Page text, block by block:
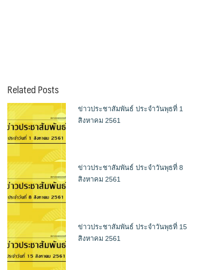
Related Posts
ข่าวประชาสัมพันธ์ ประจำวันพุธที่ 1
สิงหาคม 2561
ข่าวประชาสัมพันธ์ ประจำวันพุธที่ 8
สิงหาคม 2561
ข่าวประชาสัมพันธ์ ประจำวันพุธที่ 15
สิงหาคม 2561